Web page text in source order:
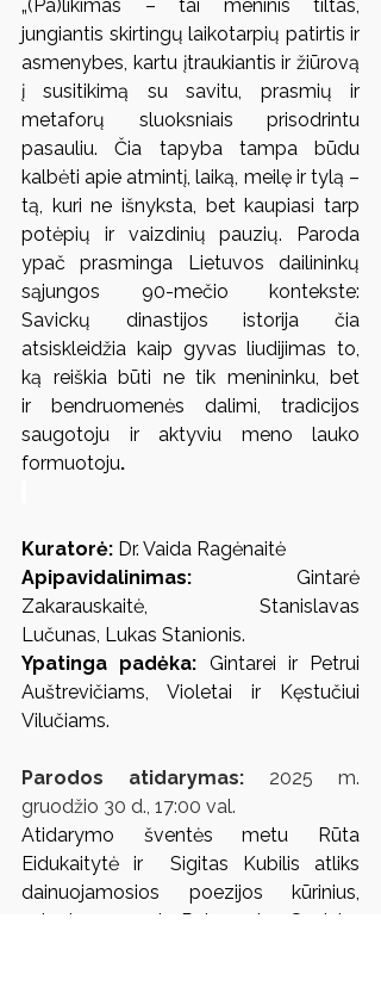
„(Pa)likimas – tai meninis tiltas,
jungiantis skirtingų laikotarpių patirtis ir
asmenybes, kartu įtraukiantis ir žiūrovą
į susitikimą su savitu, prasmių ir
metaforų sluoksniais prisodrintu
pasauliu. Čia tapyba tampa būdu
kalbėti apie atmintį, laiką, meilę ir tylą –
tą, kuri ne išnyksta, bet kaupiasi tarp
potėpių ir vaizdinių pauzių. Paroda
ypač prasminga Lietuvos dailininkų
sąjungos 90-mečio kontekste:
Savickų dinastijos istorija čia
atsiskleidžia kaip gyvas liudijimas to,
ką reiškia būti ne tik menininku, bet
ir
bendruomenės dalimi, tradicijos
saugotoju ir aktyviu meno lauko
formuotoju.
Kuratorė: Dr. Vaida Ragėnaitė
Apipavidalinimas: Gintarė
Zakarauskaitė, Stanislavas
Lučunas, Lukas Stanionis.
Ypatinga padėka: Gintarei ir Petrui
Auštrevičiams, Violetai ir Kęstučiui
Vilučiams.
Parodos atidarymas: 2025 m.
gruodžio 30 d., 17:00 val.
Atidarymo šventės metu Rūta
Eidukaitytė ir  Sigitas Kubilis atliks
dainuojamosios poezijos kūrinius,
sukurtus pagal Raimondo Savicko